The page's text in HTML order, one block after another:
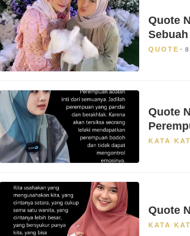
Quote
QUOTE 8
Quote
KATA
Quote
KATA